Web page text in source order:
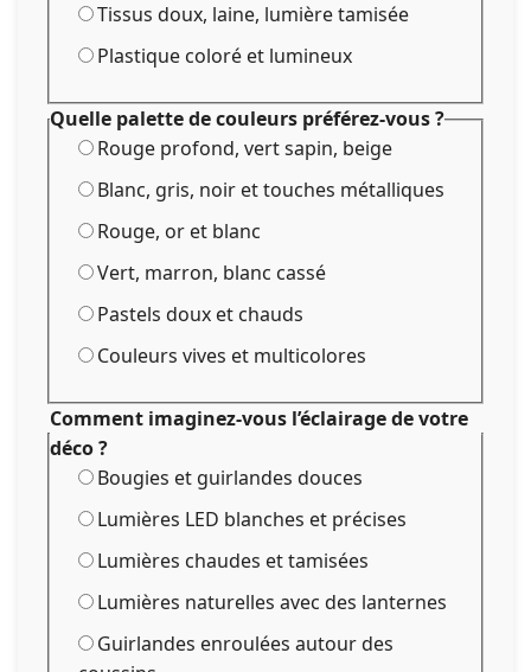
Tissus doux, laine, lumière tamisée
Plastique coloré et lumineux
Quelle palette de couleurs préférez-vous ?
Rouge profond, vert sapin, beige
Blanc, gris, noir et touches métalliques
Rouge, or et blanc
Vert, marron, blanc cassé
Pastels doux et chauds
Couleurs vives et multicolores
Comment imaginez-vous l’éclairage de votre
déco ?
Bougies et guirlandes douces
Lumières LED blanches et précises
Lumières chaudes et tamisées
Lumières naturelles avec des lanternes
Guirlandes enroulées autour des